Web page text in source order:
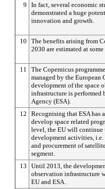
9
In fact, several economic
demonstrated a huge
innovation and growth.
10
The benefits arising from
2030 are estimated at
11
The Copernicus
managed by the European
development of the space
infrastructure is performed
Agency (ESA).
12
Recognising that ESA has
develop space related
level, the EU will continue
development activities,
and procurement of
segment.
13
Until 2013, the
observation infrastructure
EU and ESA.